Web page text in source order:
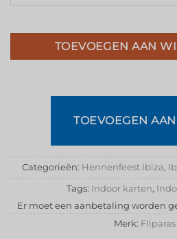
TOEVOEGEN AAN
TOEVOEGEN
Categorieën: Hennenfeest Ibiza,
Tags: Indoor karten,
Er moet een aanbetaling worden
Merk: Fliparas